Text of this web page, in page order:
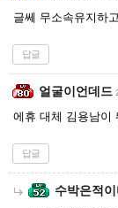
글쎄 무소속유지하
답글
얼굴이언데드
에휴 대체 김용남이
답글
수박은적